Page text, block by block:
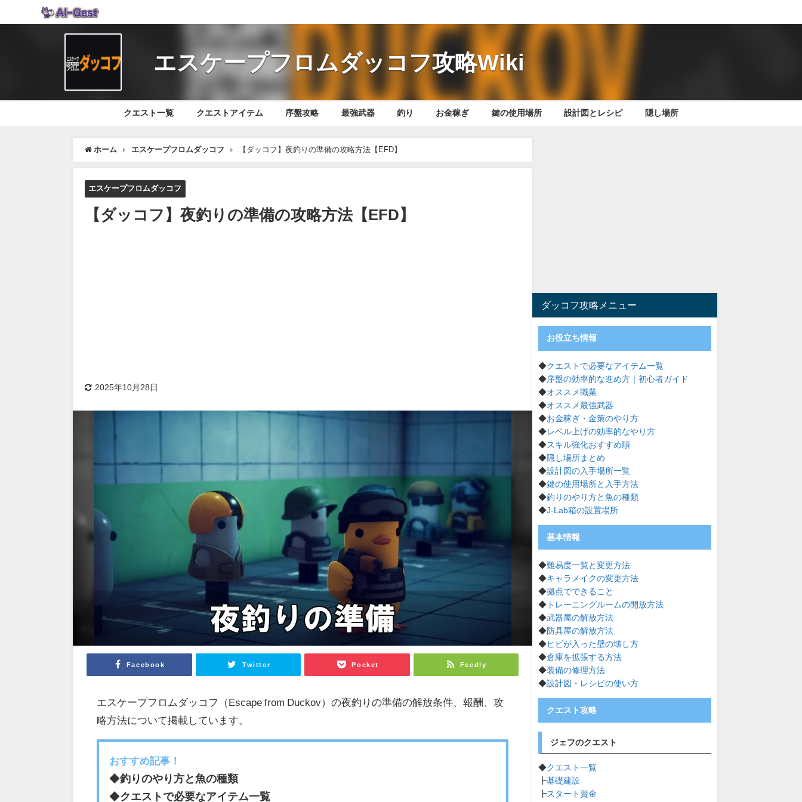
エスケープフロムダッコフ攻略Wiki
クエスト一覧 クエストアイテム 序盤攻略 最強武器 釣り お金稼ぎ 鍵の使用場所 設計図とレシピ 隠し場所
ホーム エスケープフロムダッコフ 【ダッコフ】夜釣りの準備の攻略方法【EFD】
エスケープフロムダッコフ
【ダッコフ】夜釣りの準備の攻略方法【EFD】
2025年10月28日
Facebook Twitter Pocket Feedly
エスケープフロムダッコフ（Escape from Duckov）の夜釣りの準備の解放条件、報酬、攻
略方法について掲載しています。
おすすめ記事！
◆釣りのやり方と魚の種類
◆クエストで必要なアイテム一覧
ダッコフ攻略メニュー
お役立ち情報
◆クエストで必要なアイテム一覧
◆序盤の効率的な進め方｜初心者ガイド
◆オススメ職業
◆オススメ最強武器
◆お金稼ぎ・金策のやり方
◆レベル上げの効率的なやり方
◆スキル強化おすすめ順
◆隠し場所まとめ
◆設計図の入手場所一覧
◆鍵の使用場所と入手方法
◆釣りのやり方と魚の種類
◆J-Lab箱の設置場所
基本情報
◆難易度一覧と変更方法
◆キャラメイクの変更方法
◆拠点でできること
◆ トレーニングルームの開放方法
◆武器屋の解放方法
◆防具屋の解放方法
◆ヒビが入った壁の壊し方
◆倉庫を拡張する方法
◆装備の修理方法
◆設計図・レシピの使い方
クエスト攻略
ジェフのクエスト
◆クエスト一覧
┣基礎建設
┣スタート資金